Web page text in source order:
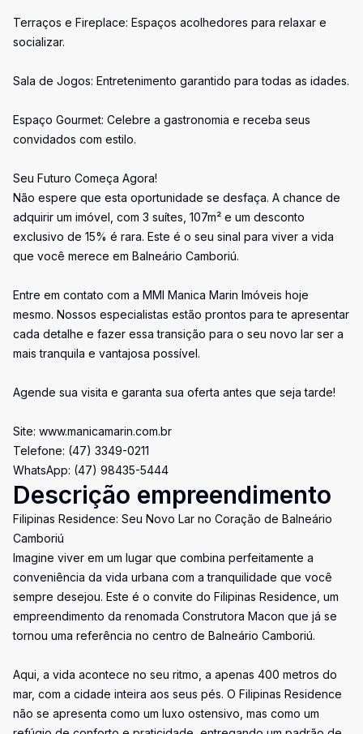
Terraços e Fireplace: Espaços acolhedores para relaxar e
socializar.
Sala de Jogos: Entretenimento garantido para todas as idades.
Espaço Gourmet: Celebre a gastronomia e receba seus
convidados com estilo.
Seu Futuro Começa Agora!
Não espere que esta oportunidade se desfaça. A chance de
adquirir um imóvel, com 3 suítes, 107m² e um desconto
exclusivo de 15% é rara. Este é o seu sinal para viver a vida
que você merece em Balneário Camboriú.
Entre em contato com a MMI Manica Marin Imóveis hoje
mesmo. Nossos especialistas estão prontos para te apresentar
cada detalhe e fazer essa transição para o seu novo lar ser a
mais tranquila e vantajosa possível.
Agende sua visita e garanta sua oferta antes que seja tarde!
Site: www.manicamarin.com.br
Telefone: (47) 3349-0211
WhatsApp: (47) 98435-5444
Descrição empreendimento
Filipinas Residence: Seu Novo Lar no Coração de Balneário
Camboriú
Imagine viver em um lugar que combina perfeitamente a
conveniência da vida urbana com a tranquilidade que você
sempre desejou. Este é o convite do Filipinas Residence, um
empreendimento da renomada Construtora Macon que já se
tornou uma referência no centro de Balneário Camboriú.
Aqui, a vida acontece no seu ritmo, a apenas 400 metros do
mar, com a cidade inteira aos seus pés. O Filipinas Residence
não se apresenta como um luxo ostensivo, mas como um